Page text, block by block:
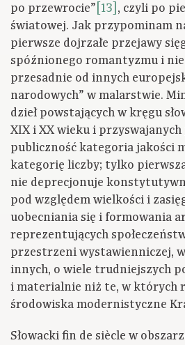
po przewrocie” [13] , czyli po
światowej. Jak przypominam
pierwsze dojrzałe przejawy
spóźnionego romantyzmu i
przesadnie od innych
narodowych” w malarstwie.
dzieł powstających w kręgu
XIX i XX wieku i
publiczność kategoria jakości
kategorię liczby; tylko
nie deprecjonuje
pod względem wielkości i
uobecniania się i formowania
reprezentujących
przestrzeni wystawienniczej,
innych, o wiele trudniejszych
i materialnie niż te, w których
środowiska modernistyczne
Słowacki fin de siècle w